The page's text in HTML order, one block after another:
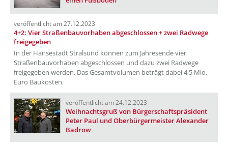
veröffentlicht am 27.12.2023
4+2: Vier Straßenbauvorhaben abgeschlossen + zwei Radwege
freigegeben
In der Hansestadt Stralsund können zum Jahresende vier
Straßenbauvorhaben abgeschlossen und dazu zwei Radwege
freigegeben werden. Das Gesamtvolumen beträgt dabei 4,5 Mio.
Euro Baukosten.
veröffentlicht am 24.12.2023
Weihnachtsgruß von Bürgerschaftspräsident
Peter Paul und Oberbürgermeister Alexander
Badrow